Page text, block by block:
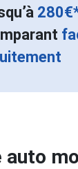
auto